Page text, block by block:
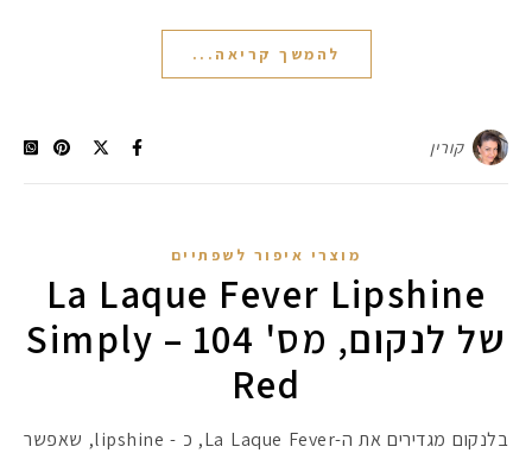
להמשך קריאה...
קורין
מוצרי איפור לשפתיים
La Laque Fever Lipshine
של לנקום, מס' 104 – Simply
Red
בלנקום מגדירים את ה-La Laque Fever, כ - lipshine, שאפשר